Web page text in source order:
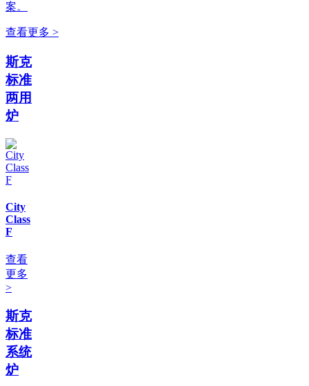
案。
查看更多 >
斯克
标准
两用
炉
City
Class
F
查看
更多
>
斯克
标准
系统
炉